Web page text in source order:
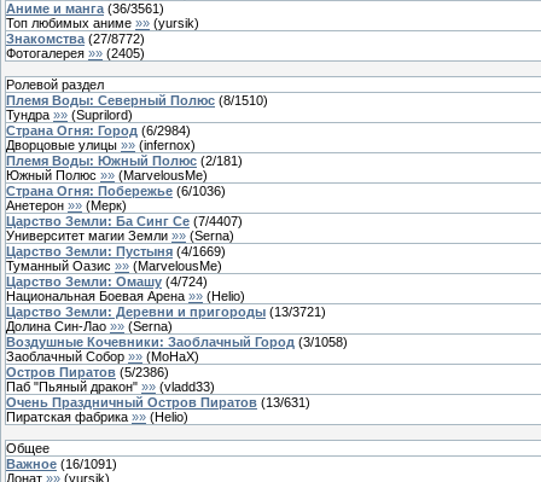
Аниме и манга (36/3561)
Топ любимых аниме »» (yursik)
Знакомства (27/8772)
Фотогалерея »» (2405)
Ролевой раздел
Племя Воды: Северный Полюс (8/1510)
Тундра »» (Suprilord)
Страна Огня: Город (6/2984)
Дворцовые улицы »» (infernox)
Племя Воды: Южный Полюс (2/181)
Южный Полюс »» (MarvelousMe)
Страна Огня: Побережье (6/1036)
Анетерон »» (Мерк)
Царство Земли: Ба Синг Се (7/4407)
Университет магии Земли »» (Serna)
Царство Земли: Пустыня (4/1669)
Туманный Оазис »» (MarvelousMe)
Царство Земли: Омашу (4/724)
Национальная Боевая Арена »» (Helio)
Царство Земли: Деревни и пригороды (13/3721)
Долина Син-Лао »» (Serna)
Воздушные Кочевники: Заоблачный Город (3/1058)
Заоблачный Собор »» (МоНаХ)
Остров Пиратов (5/2386)
Паб "Пьяный дракон" »» (vladd33)
Очень Праздничный Остров Пиратов (13/631)
Пиратская фабрика »» (Helio)
Общее
Важное (16/1091)
Донат »» (yursik)